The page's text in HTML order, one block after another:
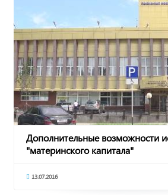
Дополнительные возможности
"материнского капитала"
13.07.2016